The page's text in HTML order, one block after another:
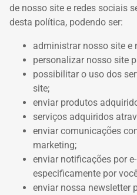
de nosso site e redes sociais
desta política, podendo ser:
administrar nosso site e
personalizar nosso site
possibilitar o uso dos
site;
enviar produtos
serviços adquiridos
enviar comunicações
marketing;
enviar notificações por
especificamente por
enviar nossa newsletter